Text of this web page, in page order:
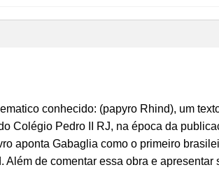
conhecido: (papyro Rhind), um
Colégio Pedro II RJ, na época da
aponta Gabaglia como o primeiro
de comentar essa obra e